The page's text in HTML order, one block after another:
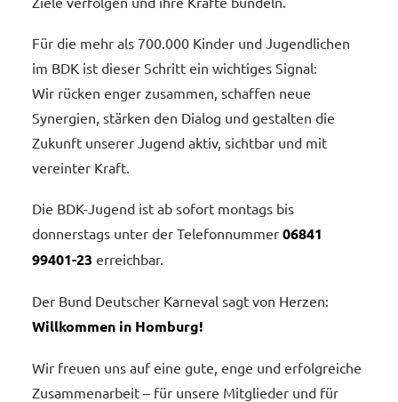
Für die mehr als 700.000 Kinder und Jugendlichen
im BDK ist dieser Schritt ein wichtiges Signal:
Wir rücken enger zusammen, schaffen neue
Synergien, stärken den Dialog und gestalten die
Zukunft unserer Jugend aktiv, sichtbar und mit
vereinter Kraft.
Die BDK-Jugend ist ab sofort montags bis
donnerstags unter der Telefonnummer 06841
99401-23 erreichbar.
Der Bund Deutscher Karneval sagt von Herzen:
Willkommen in Homburg!
Wir freuen uns auf eine gute, enge und erfolgreiche
Zusammenarbeit – für unsere Mitglieder und für